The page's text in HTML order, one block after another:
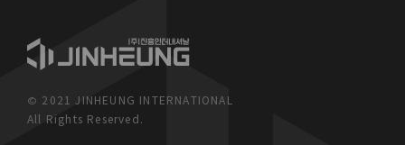
© 2021 JINHEUNG INTERNATIONAL
All Rights Reserved.